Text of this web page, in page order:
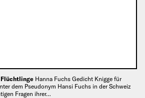
Flüchtlinge Hanna Fuchs Gedicht Knigge für
dem Pseudonym Hansi Fuchs in der Schweiz
Fragen ihrer…